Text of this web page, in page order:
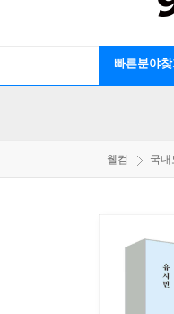
빠른분야찾
웰컴 국내